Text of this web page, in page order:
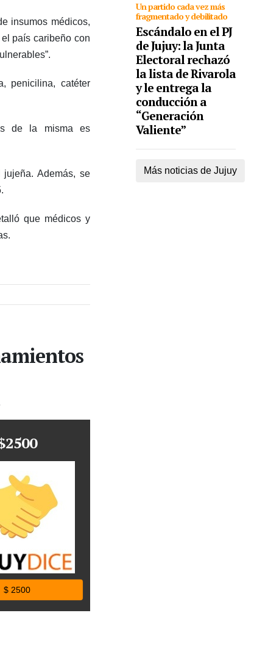
insumos médicos,
país caribeño con
penicilina, catéter
de la misma es
Además, se
que médicos y
$ 2500
Un partido cada vez más
fragmentado y debilitado
Escándalo en el PJ
de Jujuy: la Junta
Electoral rechazó
la lista de Rivarola
y le entrega la
conducción a
“Generación
Valiente”
Más noticias de Jujuy